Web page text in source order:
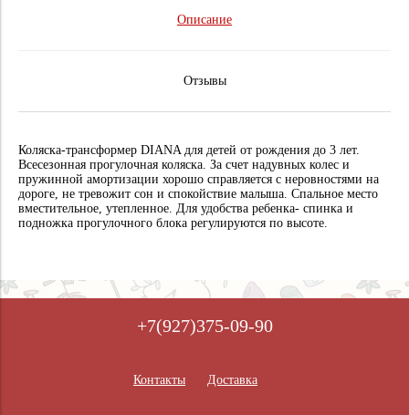
Описание
Отзывы
Коляска-трансформер DIANA для детей от рождения до 3 лет.
Всесезонная прогулочная коляска. За счет надувных колес и
пружинной амортизации хорошо справляется с неровностями на
дороге, не тревожит сон и спокойствие малыша. Спальное место
вместительное, утепленное. Для удобства ребенка- спинка и
подножка прогулочного блока регулируются по высоте.
+7(927)375-09-90
Контакты Доставка